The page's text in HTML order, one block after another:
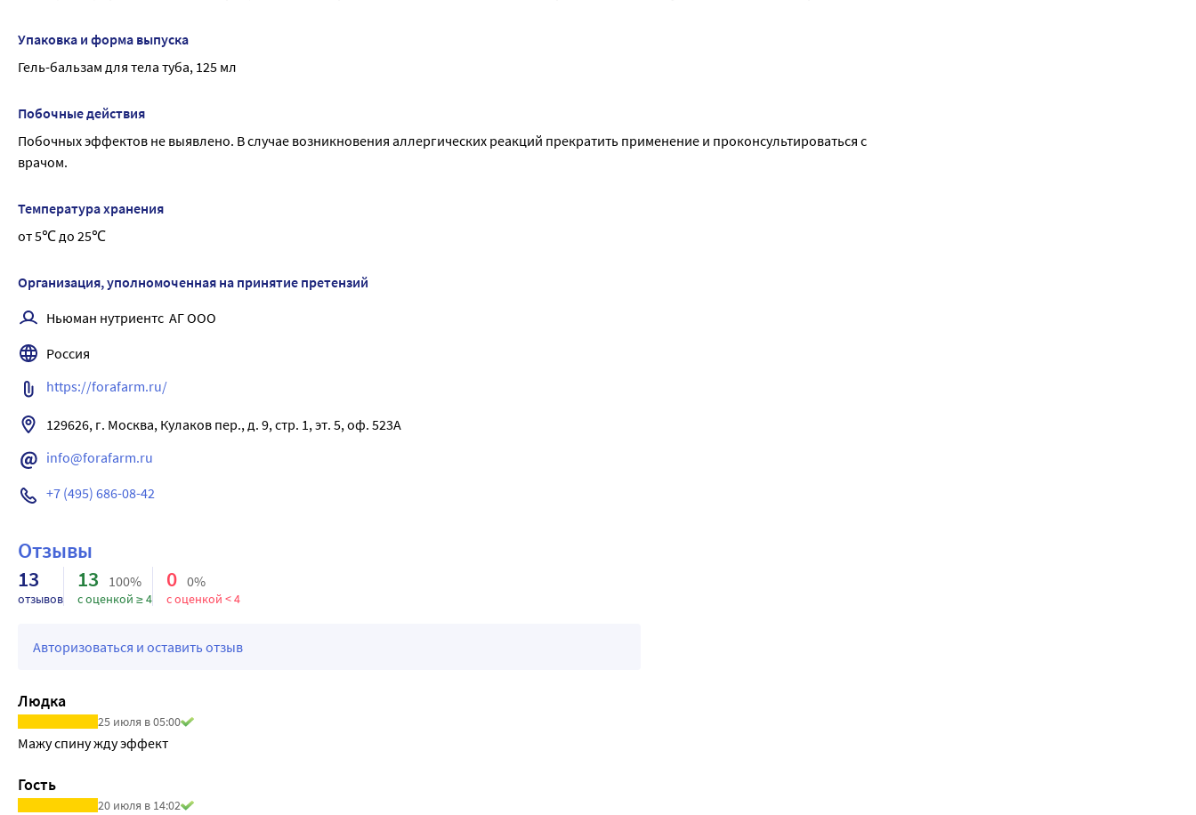
санаторном лечении заболеваний опорно-двигательного и нервно-мышечного аппарата..
Пчелиный яд -является одним из наиболее сильнодействующих средств при лечении заболеваний суставов и позвоночника.
Активизирует микроциркуляцию, тормозит действие дегенеративных процессов в суставах и позвоночнике, способствует выведению
Камфора- при наружном применении в области суставов оказывает анельгизирующее и противовоспалительное действие, расширяет
кровеносные сосуды и улучшает трофику околосуставных тканей и микроциркуляцию крови. Усиливает лечебные свойства
лекарственных растений и других компонентов.
обезболивающим, успокаивающим, выраженным бактерицидным и противовоспалительным действием.
Результат
Упаковка и форма выпуска
Гель-бальзам для тела туба, 125 мл
Побочные действия
Побочных эффектов не выявлено. В случае возникновения аллергических реакций прекратить применение и проконсультироваться с
врачом.
Температура хранения
от 5℃ до 25℃
Организация, уполномоченная на принятие претензий
Ньюман нутриентс  АГ ООО
Россия
https://forafarm.ru/
129626, г. Москва, Кулаков пер., д. 9, стр. 1, эт. 5, оф. 523А
info@forafarm.ru
+7 (495) 686-08-42
Отзывы
13
отзывов
13 100%
с оценкой ≥ 4
0 0%
с оценкой < 4
Авторизоваться и оставить отзыв
Людка
25 июля в 05:00
Мажу спину жду эффект
Гость
20 июля в 14:02